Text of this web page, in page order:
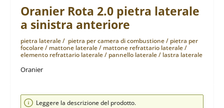
Oranier Rota 2.0 pietra laterale
a sinistra anteriore
pietra laterale / pietra per camera di combustione / pietra per
focolare / mattone laterale / mattone refrattario laterale /
elemento refrattario laterale / pannello laterale / lastra laterale
Oranier
Salta la galleria di immagini
Leggere la descrizione del prodotto.